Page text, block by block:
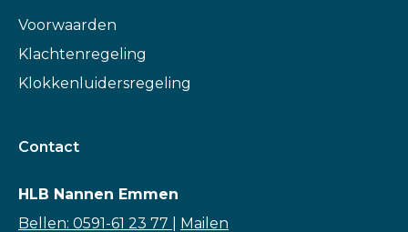
Voorwaarden
Klachtenregeling
Klokkenluidersregeling
Contact
HLB Nannen Emmen
Bellen: 0591-61 23 77
Mailen